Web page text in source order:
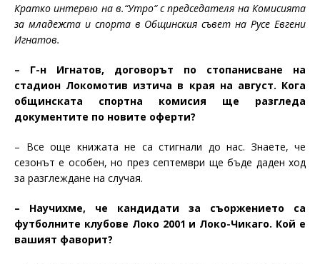
Кратко интервю на в.“Утро“ с председателя на Комисията
за младежта и спорта в Общинския съвет на Русе Евгени
Игнатов.
– Г-н Игнатов, договорът по стопанисване на
стадион Локомотив изтича в края на август. Кога
общинската спортна комисия ще разгледа
документите по новите оферти?
– Все още книжата не са стигнали до нас. Знаете, че
сезонът е особен, но през септември ще бъде даден ход
за разглеждане на случая.
– Научихме, че кандидати за съоржението са
футболните клубове Локо 2001 и Локо-Чикаго. Кой е
вашият фаворит?